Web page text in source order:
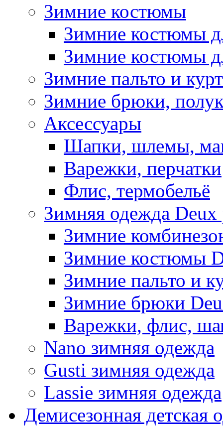
Зимние костюмы
Зимние костюмы
Зимние костюмы
Зимние пальто и
Зимние брюки,
Аксессуары
Шапки, шлемы,
Варежки, перчатки
Флис, термобельё
Зимняя одежда Deux
Зимние
Зимние костюмы
Зимние пальто и
Зимние брюки
Варежки, флис,
Nano зимняя одежда
Gusti зимняя одежда
Lassie зимняя одежда
Демисезонная детская